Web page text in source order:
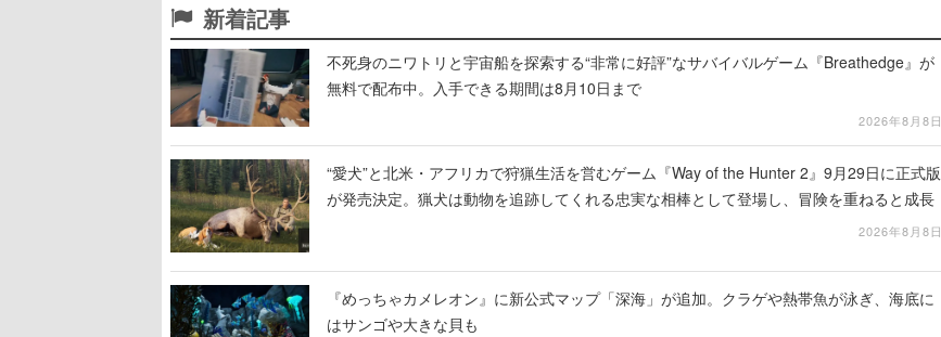
新着記事
不死身のニワトリと宇宙船を探索する“非常に好評”なサバイバルゲーム『Breathedge』が
無料で配布中。入手できる期間は8月10日まで
2026年8月8日
“愛犬”と北米・アフリカで狩猟生活を営むゲーム『Way of the Hunter 2』9月29日に正式版
が発売決定。猟犬は動物を追跡してくれる忠実な相棒として登場し、冒険を重ねると成長
2026年8月8日
『めっちゃカメレオン』に新公式マップ「深海」が追加。クラゲや熱帯魚が泳ぎ、海底に
はサンゴや大きな貝も